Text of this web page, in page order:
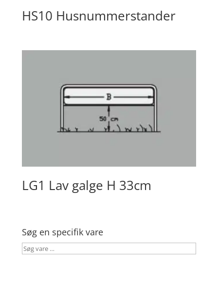
HS10 Husnummerstander
LG1 Lav galge H 33cm
Søg en specifik vare
Søg